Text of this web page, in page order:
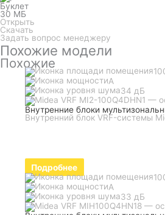
Буклет
30 МБ
Открыть
Скачать
Задать вопрос менеджеру
Похожие модели
Похожие
A
34 дБ
Внутренние блоки
Внутренний блок VRF-системы
Подробнее
A
33 дБ